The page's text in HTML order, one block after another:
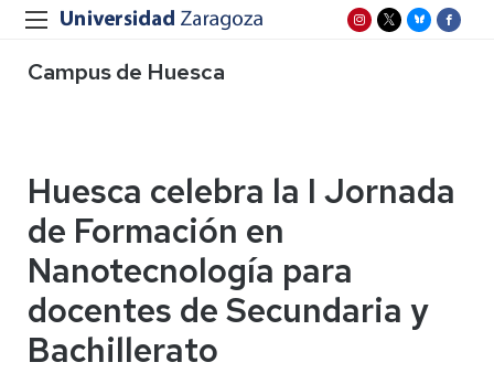
Campus de Huesca
Huesca celebra la I Jornada
de Formación en
Nanotecnología para
docentes de Secundaria y
Bachillerato